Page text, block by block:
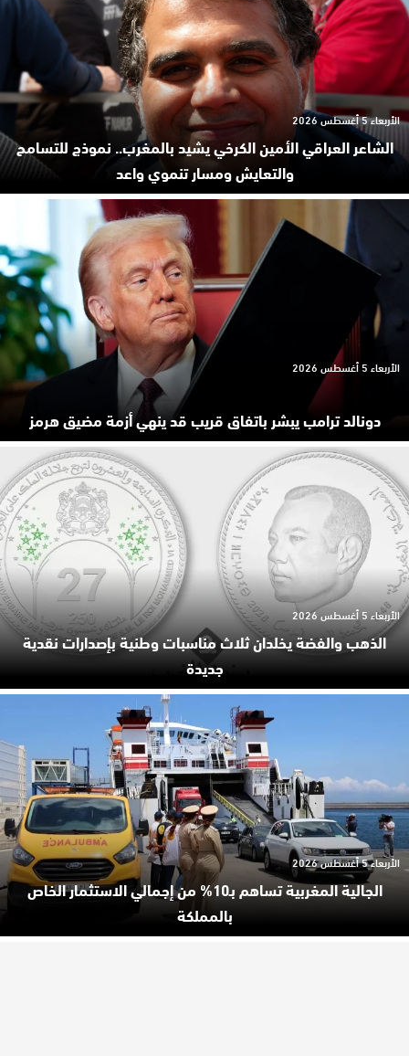
الشاعر العراقي الأمين الكرخي يشيد بالمغرب.. نموذج للتسامح
والتعايش ومسار تنموي واعد
الأربعاء 5 أغسطس 2026
دونالد ترامب يبشر باتفاق قريب قد ينهي أزمة مضيق هرمز
الأربعاء 5 أغسطس 2026
الذهب والفضة يخلدان ثلاث مناسبات وطنية بإصدارات نقدية
جديدة
الأربعاء 5 أغسطس 2026
الجالية المغربية تساهم بـ10% من إجمالي الاستثمار الخاص
بالمملكة
الأربعاء 5 أغسطس 2026